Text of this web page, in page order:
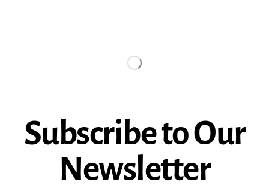
Subscribe to Our
Newsletter